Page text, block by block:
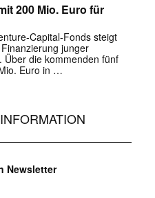
200 Mio. Euro für
Capital-Fonds steigt
junger
die kommenden fünf
Euro in …
Newsletter